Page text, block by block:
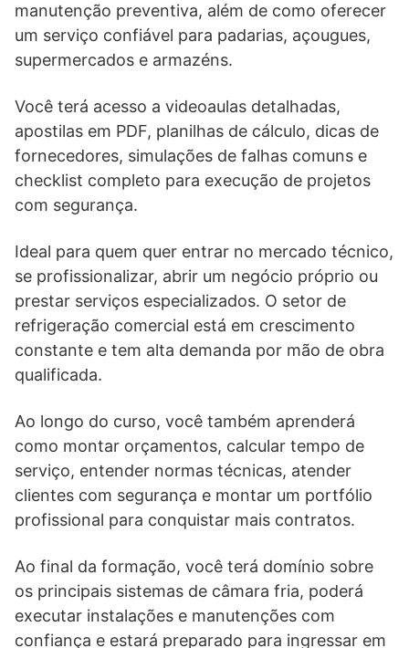
manutenção preventiva, além de como oferecer
um serviço confiável para padarias, açougues,
supermercados e armazéns.
Você terá acesso a videoaulas detalhadas,
apostilas em PDF, planilhas de cálculo, dicas de
fornecedores, simulações de falhas comuns e
checklist completo para execução de projetos
com segurança.
Ideal para quem quer entrar no mercado técnico,
se profissionalizar, abrir um negócio próprio ou
prestar serviços especializados. O setor de
refrigeração comercial está em crescimento
constante e tem alta demanda por mão de obra
qualificada.
Ao longo do curso, você também aprenderá
como montar orçamentos, calcular tempo de
serviço, entender normas técnicas, atender
clientes com segurança e montar um portfólio
profissional para conquistar mais contratos.
Ao final da formação, você terá domínio sobre
os principais sistemas de câmara fria, poderá
executar instalações e manutenções com
confiança e estará preparado para ingressar em